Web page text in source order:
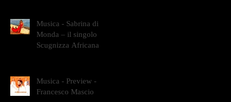
Musica - Sabrina di
Monda – il singolo
Scugnizza Africana
Musica - Preview -
Francesco Mascio